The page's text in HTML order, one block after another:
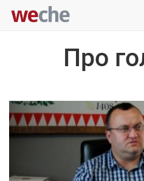
Про